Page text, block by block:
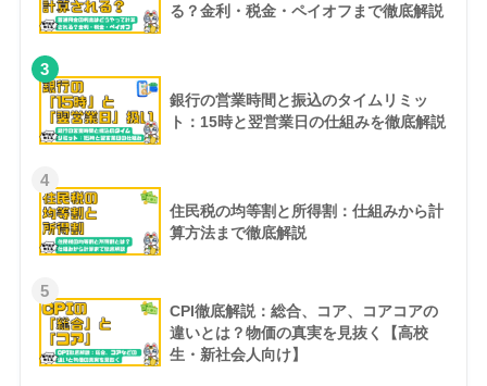
る？金利・税金・ペイオフまで徹底解説
3
銀行の営業時間と振込のタイムリミッ
ト：15時と翌営業日の仕組みを徹底解説
4
住民税の均等割と所得割：仕組みから計
算方法まで徹底解説
5
CPI徹底解説：総合、コア、コアコアの
違いとは？物価の真実を見抜く【高校
生・新社会人向け】